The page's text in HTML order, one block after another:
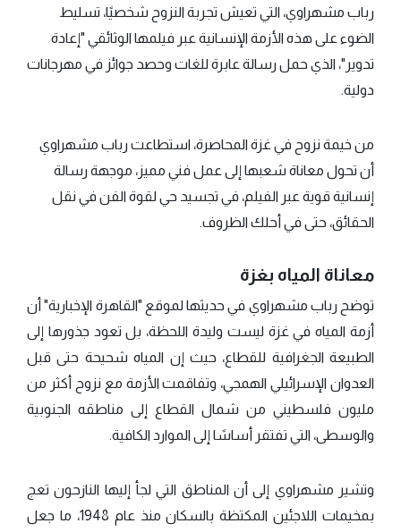
رباب مشهراوي، التي تعيش تجربة النزوح شخصيًا، تسليط
الضوء على هذه الأزمة الإنسانية عبر فيلمها الوثائقي "إعادة
تدوير"، الذي حمل رسالة عابرة للغات وحصد جوائز في مهرجانات
دولية.
من خيمة نزوح في غزة المحاصرة، استطاعت رباب مشهراوي
أن تحول معاناة شعبها إلى عمل فني مميز، موجهة رسالة
إنسانية قوية عبر الفيلم، في تجسيد حي لقوة الفن في نقل
الحقائق، حتى في أحلك الظروف.
معاناة المياه بغزة
توضح رباب مشهراوي في حديثها لموقع "القاهرة الإخبارية" أن
أزمة المياه في غزة ليست وليدة اللحظة، بل تعود جذورها إلى
الطبيعة الجغرافية للقطاع، حيث إن المياه شحيحة حتى قبل
العدوان الإسرائيلي الهمجي، وتفاقمت الأزمة مع نزوح أكثر من
مليون فلسطيني من شمال القطاع إلى مناطقه الجنوبية
والوسطى، التي تفتقر أساسًا إلى الموارد الكافية.
وتشير مشهراوي إلى أن المناطق التي لجأ إليها النازحون تعج
بمخيمات اللاجئين المكتظة بالسكان منذ عام 1948، ما جعل